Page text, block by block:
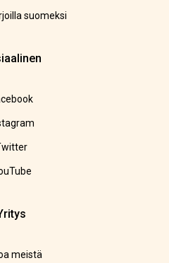
suomeksi
meistä